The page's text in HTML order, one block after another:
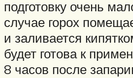
подготовку очень
случае горох
и заливается
будет готова к
8 часов после